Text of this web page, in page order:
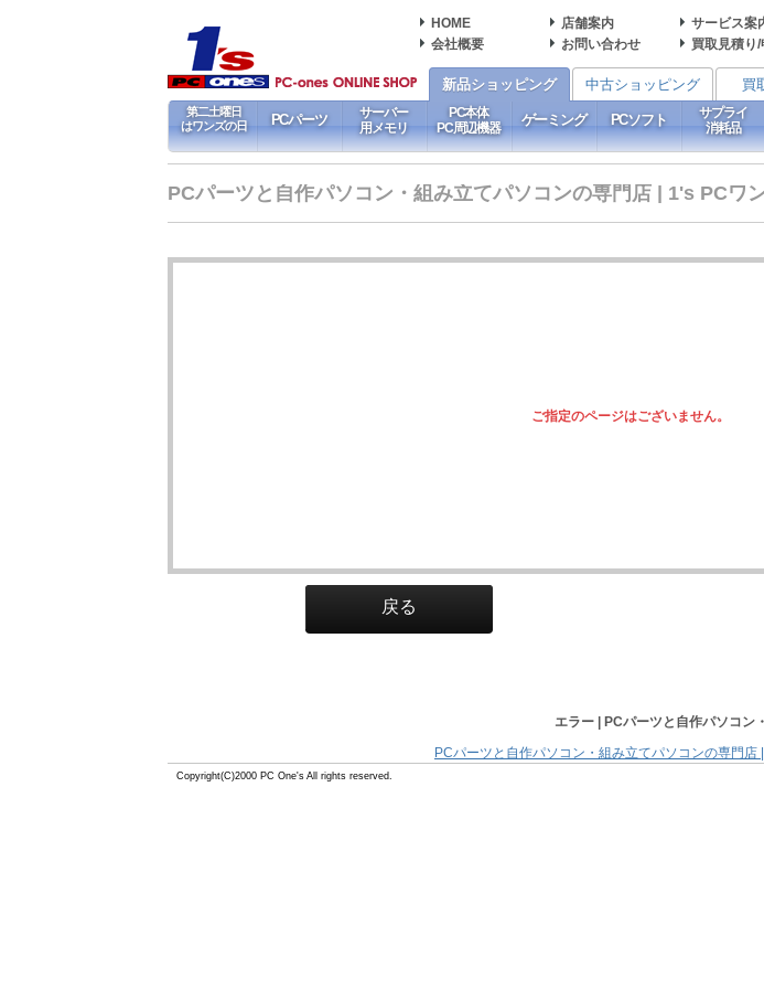
HOME 店舗案内 サービス案
会社概要
お問い合わせ 買取見積り/
新品ショッピング 中古ショッピング 買
第二土曜日
はワンズの日
PCパーツ
サーバー
用メモリ
PC本体
PC周辺機器
ゲーミング PCソフト
サプライ
消耗品
PCパーツと自作パソコン・組み立てパソコンの専門店 | 1's PCワ
ご指定のページはございません。
戻る
エラー | PCパーツと自作パソコン
PCパーツと自作パソコン・組み立てパソコンの専門店
Copyright(C)2000 PC One's All rights reserved.